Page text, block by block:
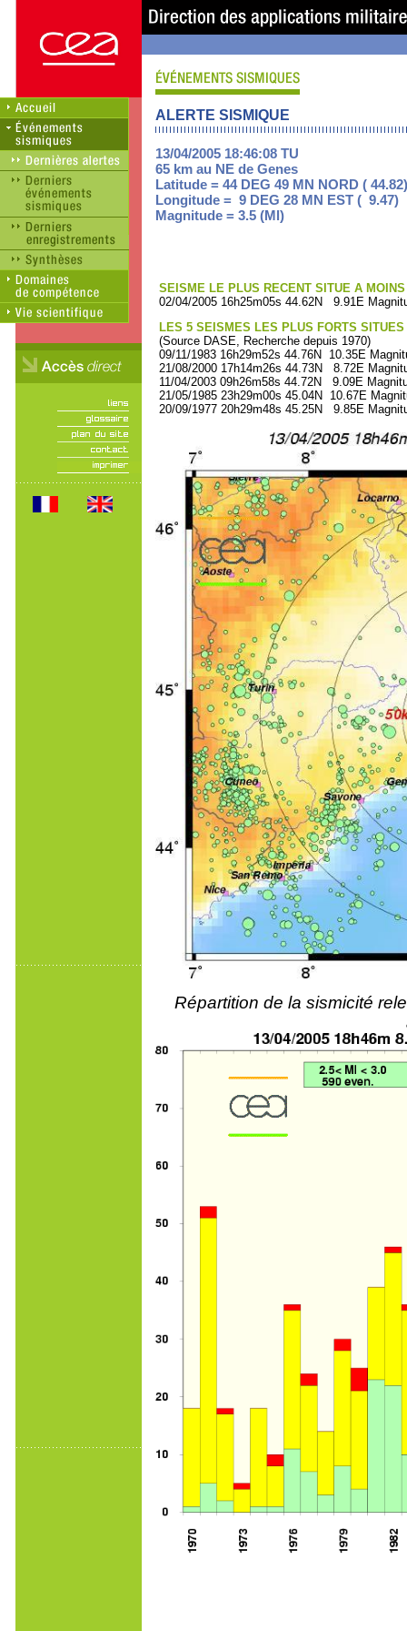
ALERTE SISMIQUE
13/04/2005 18:46:08 TU
65 km au NE de Genes
Latitude = 44 DEG 49 MN NORD ( 44.82)
Longitude = 9 DEG 28 MN EST ( 9.47)
Magnitude = 3.5 (Ml)
SEISME LE PLUS RECENT SITUE A
02/04/2005 16h25m05s 44.62N 9.91E
LES 5 SEISMES LES PLUS FORTS
(Source DASE, Recherche depuis 1970)
09/11/1983 16h29m52s 44.76N 10.35E
21/08/2000 17h14m26s 44.73N 8.72E
11/04/2003 09h26m58s 44.72N 9.09E
21/05/1985 23h29m00s 45.04N 10.67E
20/09/1977 20h29m48s 45.25N 9.85E
Répartition de la sismicité